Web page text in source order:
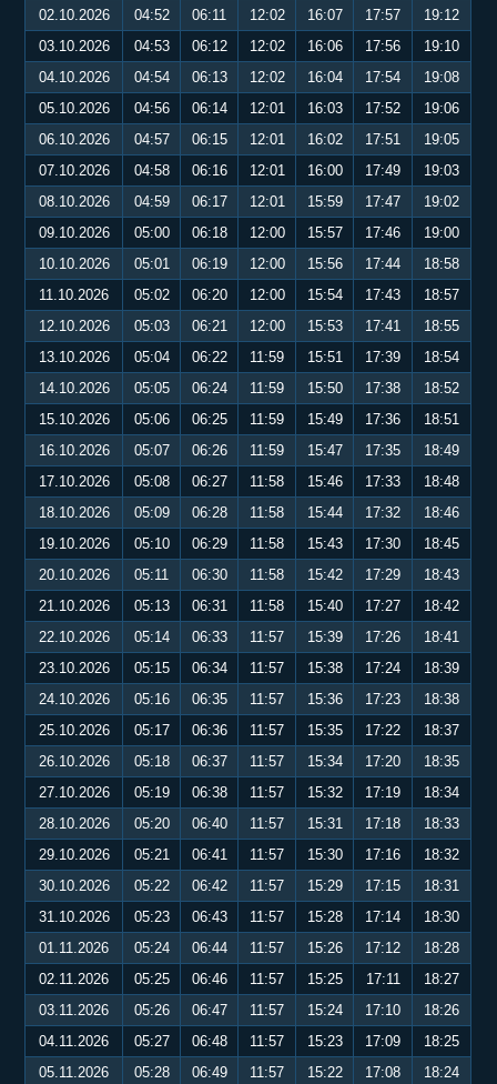
02.10.2026
04:52 06:11 12:02 16:07 17:57
19:12
03.10.2026
04:53 06:12 12:02 16:06 17:56
19:10
04.10.2026
04:54 06:13 12:02 16:04 17:54
19:08
05.10.2026
04:56 06:14 12:01 16:03 17:52
19:06
06.10.2026
04:57 06:15 12:01 16:02 17:51
19:05
07.10.2026
04:58 06:16 12:01 16:00 17:49
19:03
08.10.2026
04:59 06:17 12:01 15:59 17:47
19:02
09.10.2026
05:00 06:18 12:00 15:57 17:46
19:00
10.10.2026
05:01 06:19 12:00 15:56 17:44
18:58
11.10.2026
05:02 06:20 12:00 15:54 17:43
18:57
12.10.2026
05:03 06:21 12:00 15:53 17:41
18:55
13.10.2026
05:04 06:22 11:59 15:51 17:39
18:54
14.10.2026
05:05 06:24 11:59 15:50 17:38
18:52
15.10.2026
05:06 06:25 11:59 15:49 17:36
18:51
16.10.2026
05:07 06:26 11:59 15:47 17:35
18:49
17.10.2026
05:08 06:27 11:58 15:46 17:33
18:48
18.10.2026
05:09 06:28 11:58 15:44 17:32
18:46
19.10.2026
05:10 06:29 11:58 15:43 17:30
18:45
20.10.2026
05:11 06:30 11:58 15:42 17:29
18:43
21.10.2026
05:13 06:31 11:58 15:40 17:27
18:42
22.10.2026
05:14 06:33 11:57 15:39 17:26
18:41
23.10.2026
05:15 06:34 11:57 15:38 17:24
18:39
24.10.2026
05:16 06:35 11:57 15:36 17:23
18:38
25.10.2026
05:17 06:36 11:57 15:35 17:22
18:37
26.10.2026
05:18 06:37 11:57 15:34 17:20
18:35
27.10.2026
05:19 06:38 11:57 15:32 17:19
18:34
28.10.2026
05:20 06:40 11:57 15:31 17:18
18:33
29.10.2026
05:21 06:41 11:57 15:30 17:16
18:32
30.10.2026
05:22 06:42 11:57 15:29 17:15
18:31
31.10.2026
05:23 06:43 11:57 15:28 17:14
18:30
01.11.2026
05:24 06:44 11:57 15:26 17:12
18:28
02.11.2026
05:25 06:46 11:57 15:25 17:11
18:27
03.11.2026
05:26 06:47 11:57 15:24 17:10
18:26
04.11.2026
05:27 06:48 11:57 15:23 17:09
18:25
05.11.2026
05:28 06:49 11:57 15:22 17:08 18:24